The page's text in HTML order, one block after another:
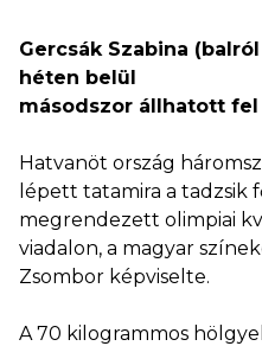
Gercsák Szabina
héten belül
másodszor állhatott
Hatvanöt ország
lépett tatamira a tadzsik
megrendezett olimpiai
viadalon, a magyar
Zsombor képviselte.
A 70 kilogrammos